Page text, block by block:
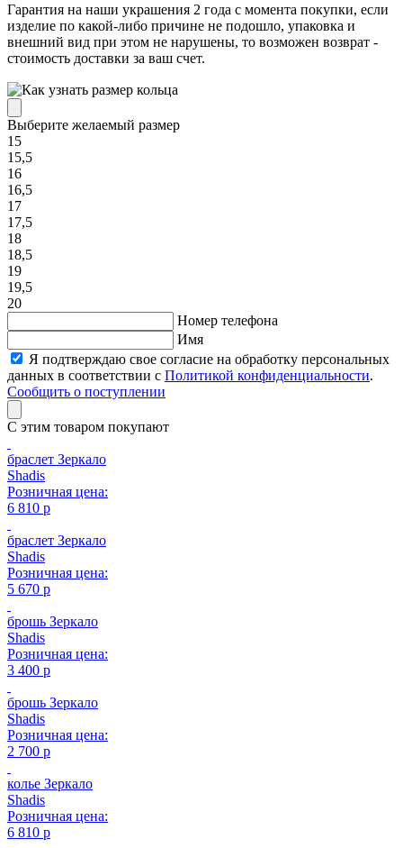
Гарантия на наши украшения 2 года с момента покупки, если
изделие по какой-либо причине не подошло, упаковка и
внешний вид при этом не нарушены, то возможен возврат -
стоимость доставки за ваш счет.
Выберите желаемый размер
15
15,5
16
16,5
17
17,5
18
18,5
19
19,5
20
Номер телефона
Имя
Я подтверждаю свое согласие на обработку персональных
данных в соответствии с Политикой конфиденциальности.
Сообщить о поступлении
С этим товаром покупают
браслет Зеркало
Shadis
Розничная цена:
6 810 р
браслет Зеркало
Shadis
Розничная цена:
5 670 р
брошь Зеркало
Shadis
Розничная цена:
3 400 р
брошь Зеркало
Shadis
Розничная цена:
2 700 р
колье Зеркало
Shadis
Розничная цена:
6 810 р